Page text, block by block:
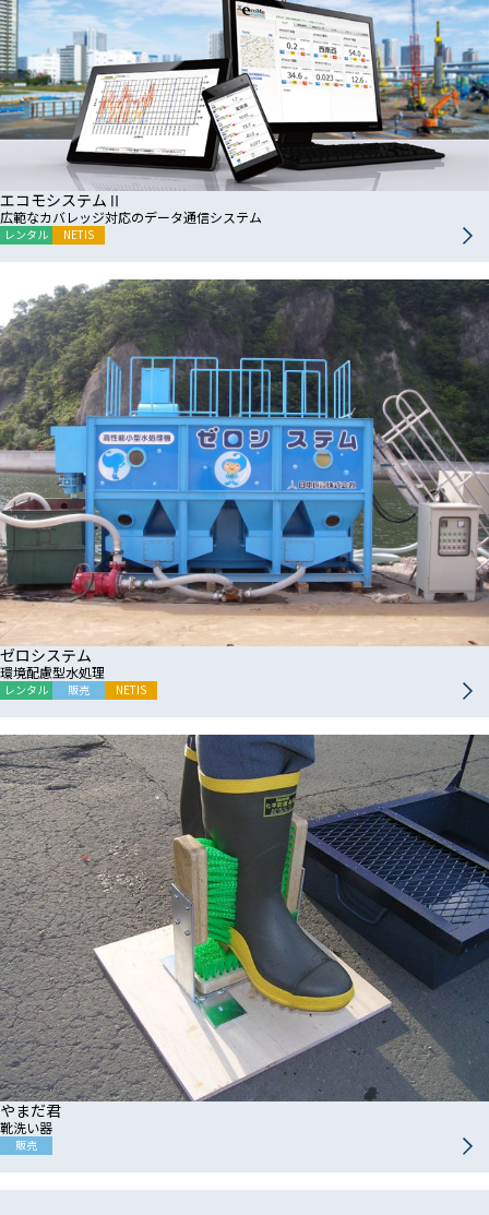
エコモシステムⅡ
広範なカバレッジ対応のデータ通信システム
レンタル NETIS
ゼロシステム
環境配慮型水処理
レンタル 販売 NETIS
やまだ君
靴洗い器
販売